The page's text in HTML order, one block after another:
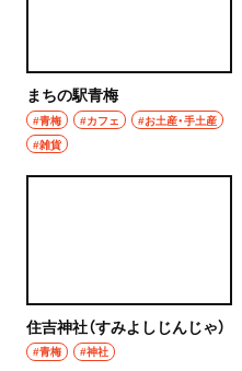
まちの駅青梅
#青梅 #カフェ
#お土産・手土産
#雑貨
住吉神社（すみよしじんじゃ）
#青梅 #神社